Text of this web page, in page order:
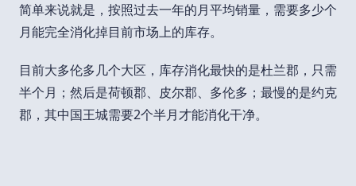
简单来说就是，按照过去一年的月平均销量，需要多少个
月能完全消化掉目前市场上的库存。
目前大多伦多几个大区，库存消化最快的是杜兰郡，只需
半个月；然后是荷顿郡、皮尔郡、多伦多；最慢的是约克
郡，其中国王城需要2个半月才能消化干净。